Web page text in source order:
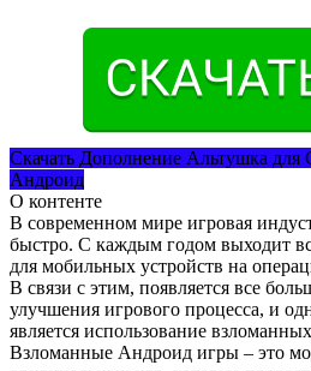
Скачать Дополнение Альтушка
Андроид
О контенте
В современном мире игровая
быстро. С каждым годом выходит
для мобильных устройств на
В связи с этим, появляется все
улучшения игрового процесса, и
является использование
Взломанные Андроид игры – это